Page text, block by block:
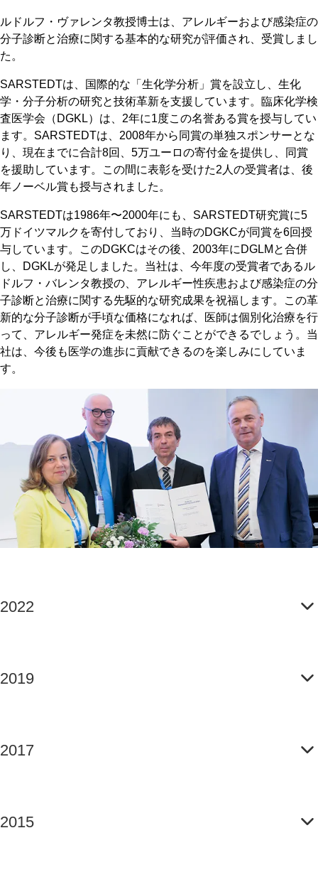
ルドルフ・ヴァレンタ教授博士は、アレルギーおよび感染症の
分子診断と治療に関する基本的な研究が評価され、受賞しまし
た。
SARSTEDTは、国際的な「生化学分析」賞を設立し、生化
学・分子分析の研究と技術革新を支援しています。臨床化学検
査医学会（DGKL）は、2年に1度この名誉ある賞を授与してい
ます。SARSTEDTは、2008年から同賞の単独スポンサーとな
り、現在までに合計8回、5万ユーロの寄付金を提供し、同賞
を援助しています。この間に表彰を受けた2人の受賞者は、後
年ノーベル賞も授与されました。
SARSTEDTは1986年〜2000年にも、SARSTEDT研究賞に5
万ドイツマルクを寄付しており、当時のDGKCが同賞を6回授
与しています。このDGKCはその後、2003年にDGLMと合併
し、DGKLが発足しました。当社は、今年度の受賞者であるル
ドルフ・バレンタ教授の、アレルギー性疾患および感染症の分
子診断と治療に関する先駆的な研究成果を祝福します。この革
新的な分子診断が手頃な価格になれば、医師は個別化治療を行
って、アレルギー発症を未然に防ぐことができるでしょう。当
社は、今後も医学の進歩に貢献できるのを楽しみにしていま
す。
2022
2019
2017
2015